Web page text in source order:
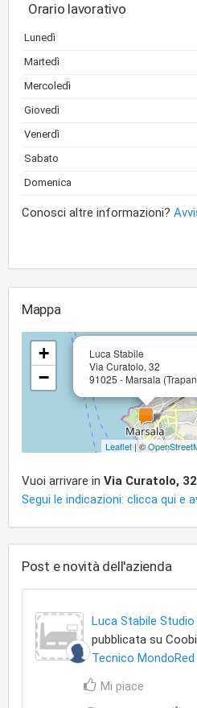
Orario lavorativo
Lunedì
Martedì
Mercoledì
Giovedì
Venerdì
Sabato
Domenica
Conosci altre informazioni?
Mappa
Luca Stabile
Via Curatolo, 32
91025 - Marsala
+
−
Leaflet | ©
Vuoi arrivare in Via Curatolo, 32
Segui le indicazioni: clicca qui e
Post e novità dell'azienda
Luca Stabile
pubblicata su
Tecnico MondoRed
Mi piace